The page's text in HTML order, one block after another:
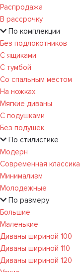
Распродажа
В рассрочку
По комплекции
Без подлокотников
С ящиками
С тумбой
Со спальным местом
На ножках
Мягкие диваны
С подушками
Без подушек
По стилистике
Модерн
Современная классика
Минимализм
Молодежные
По размеру
Большие
Маленькие
Диваны шириной 100
Диваны шириной 110
Диваны шириной 120